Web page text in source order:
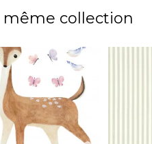
même collection